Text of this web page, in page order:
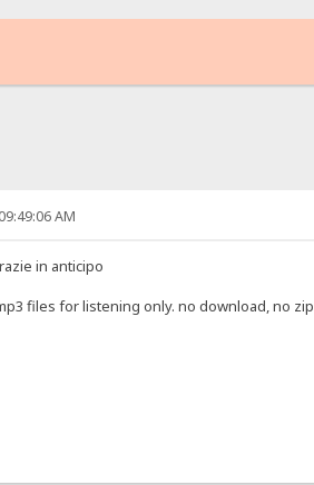
AM
in anticipo
files for listening only. no download, no zip